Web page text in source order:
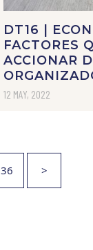
DT16 |
FACTORES
ACCIONAR
12 MAY, 2022
36 >